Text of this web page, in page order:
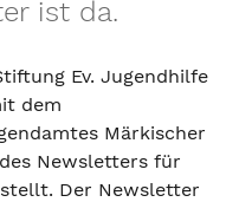
ist da.
Ev. Jugendhilfe
dem
Märkischer
Newsletters für
Der Newsletter